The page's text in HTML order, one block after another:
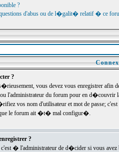
?
d'abus ou de l�galit� relatif � ce
?
vous devez vous enregistrer
ou l'administrateur du forum pour en
vos nom d'utilisateur et mot de passe;
que le forum ait �t� mal configur�.
?
� l'administrateur de d�cider si vous